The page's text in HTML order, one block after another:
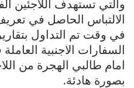
والتي تستهدف اللاجئين
الالتباس الحاصل في
في وقت تم التداول
السفارات الاجنبية
امام طالبي الهجرة من
بصورة هادئة.